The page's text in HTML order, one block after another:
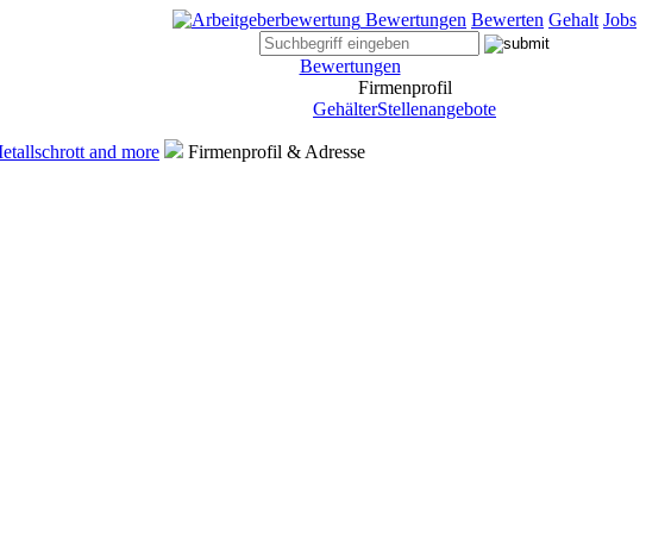
Bewertungen Bewerten Gehalt Jobs
Bewertungen
Firmenprofil
GehälterStellenangebote
and more Firmenprofil & Adresse